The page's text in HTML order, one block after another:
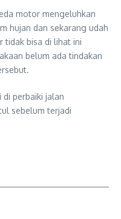
motor mengeluhkan
hujan dan sekarang udah
tidak bisa di lihat ini
belum ada tindakan
di perbaiki jalan
sebelum terjadi